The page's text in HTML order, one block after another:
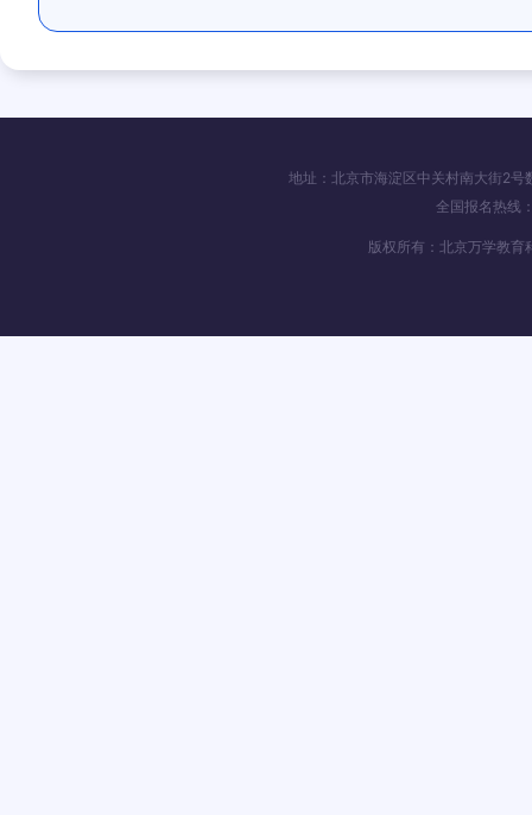
地址：北京市海淀区中关村南大
全国报名热
版权所有：北京万学教